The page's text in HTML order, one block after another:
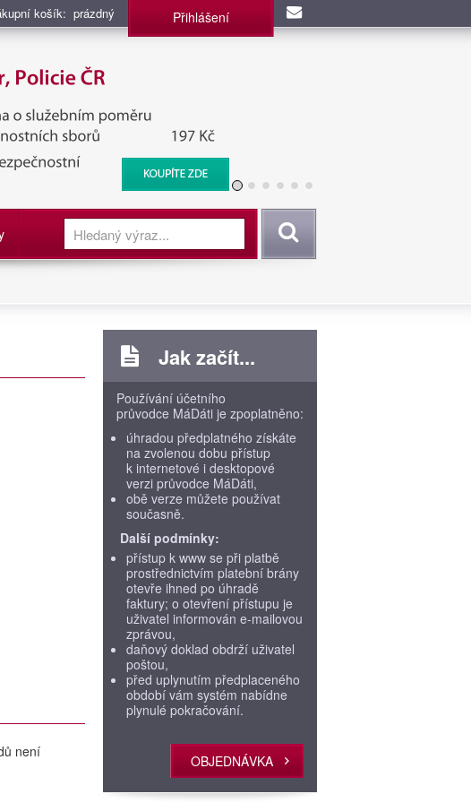
košík: prázdný Přihlášení
služba, BIS, Zpravodajské
Vyhledat
není
Jak začít...
Používání účetního
průvodce MáDáti je zpoplatněno:
úhradou předplatného získáte
na zvolenou dobu přístup
k internetové i desktopové
verzi průvodce MáDáti,
obě verze můžete používat
současně.
Další podmínky:
přístup k www se při platbě
prostřednictvím platební brány
otevře ihned po úhradě
faktury; o otevření přístupu je
uživatel informován e-mailovou
zprávou,
daňový doklad obdrží uživatel
poštou,
před uplynutím předplaceného
období vám systém nabídne
plynulé pokračování.
OBJEDNÁVKA